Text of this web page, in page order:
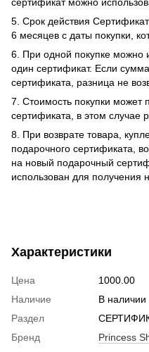
5. Срок действия
6 месяцев с даты покупки,
6. При одной покупке можно
один сертификат. Если
сертификата, разница не
7. Стоимость покупки может
сертификата, в этом случае
8. При возврате товара,
подарочного сертификата,
на новый подарочный
использован для получения
Характеристики
Цена
1000.00
Наличие
В наличии
Раздел
Бренд
Princess